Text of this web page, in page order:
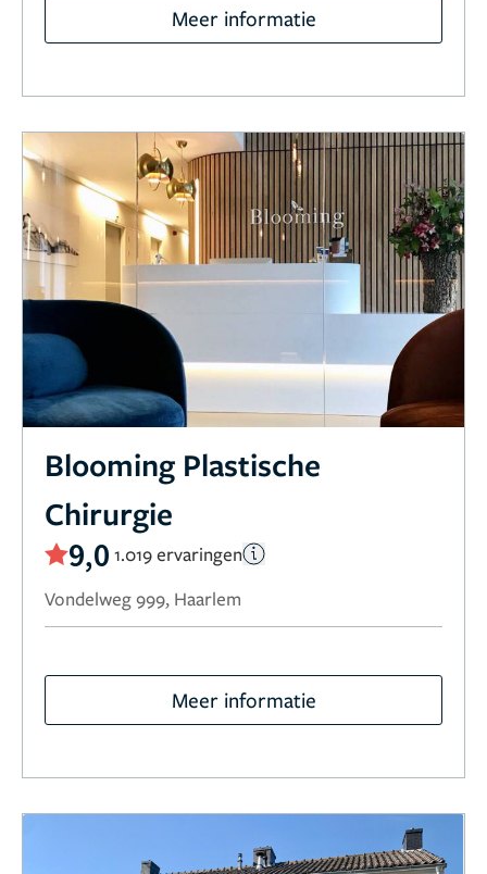
Meer informatie
Blooming Plastische
Chirurgie
9,0 1.019 ervaringen
Vondelweg 999, Haarlem
Meer informatie